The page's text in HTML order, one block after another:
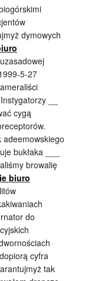
dymowych
5-27
__
cygą
adeemowskiego
bukłaka ___
browalię
biuro
do
cyfra
tak